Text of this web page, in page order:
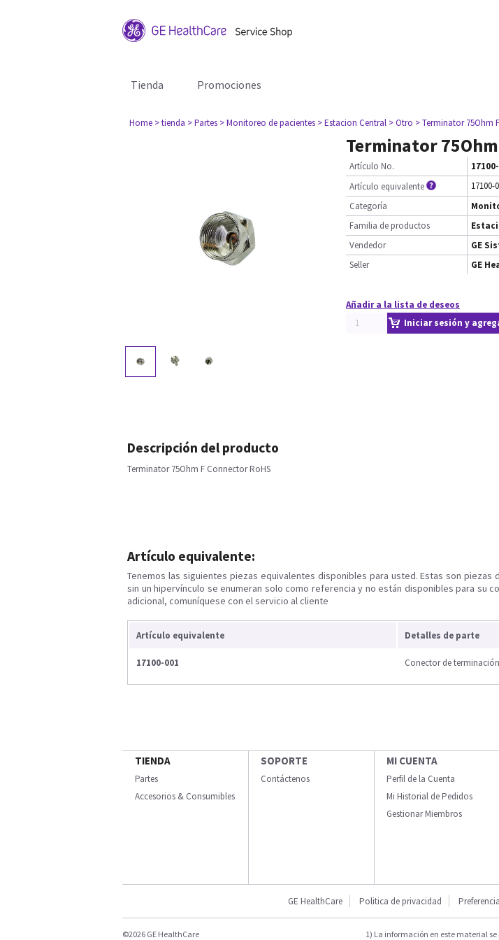
Tienda Promociones
Home > tienda > Partes > Monitoreo de pacientes > Estacion Central > Otro > Terminator 75Ohm
Terminator
Artículo No.
Artículo equivalente
17100-
Categoría
Familia de productos
Vendedor
GE
Seller
GE
Añadir a la lista de deseos
Iniciar sesión y
Descripción del producto
Terminator 75Ohm F Connector RoHS
Artículo equivalente:
Tenemos las siguientes piezas equivalentes disponibles para usted. Estas son piezas
sin un hipervínculo se enumeran solo como referencia y no están disponibles para su
adicional, comuníquese con el servicio al cliente
Artículo equivalente Detalles de parte
17100-001 Conector de
TIENDA
Partes
Accesorios & Consumibles
SOPORTE
Contáctenos
MI CUENTA
Perfil de la Cuenta
Mi Historial de Pedidos
Gestionar Miembros
GE HealthCare Politica de privacidad
©2026 GE HealthCare
1) La información en este material